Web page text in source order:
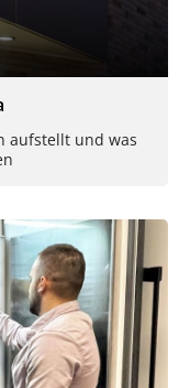
aufstellt und was